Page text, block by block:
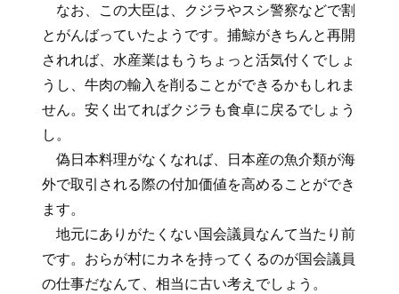
なお、この大臣は、クジラやスシ警察などで割
とがんばっていたようです。捕鯨がきちんと再開
されれば、水産業はもうちょっと活気付くでしょ
うし、牛肉の輸入を削ることができるかもしれま
せん。安く出てればクジラも食卓に戻るでしょう
し。
偽日本料理がなくなれば、日本産の魚介類が海
外で取引される際の付加価値を高めることができ
ます。
地元にありがたくない国会議員なんて当たり前
です。おらが村にカネを持ってくるのが国会議員
の仕事だなんて、相当に古い考えでしょう。